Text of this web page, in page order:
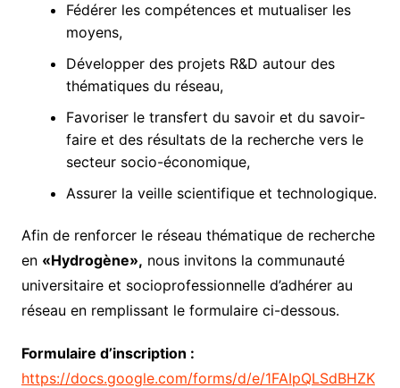
Fédérer les compétences et mutualiser les
moyens,
Développer des projets R&D autour des
thématiques du réseau,
Favoriser le transfert du savoir et du savoir-
faire et des résultats de la recherche vers le
secteur socio-économique,
Assurer la veille scientifique et technologique.
Afin de renforcer le réseau thématique de recherche
en «Hydrogène», nous invitons la communauté
universitaire et socioprofessionnelle d’adhérer au
réseau en remplissant le formulaire ci-dessous.
Formulaire d’inscription :
https://docs.google.com/forms/d/e/1FAIpQLSdBHZK